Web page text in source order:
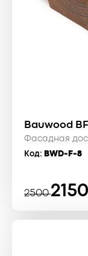
Bauwood
Фасадная
Код: BWD-F-8
25002150
2150 ₴.